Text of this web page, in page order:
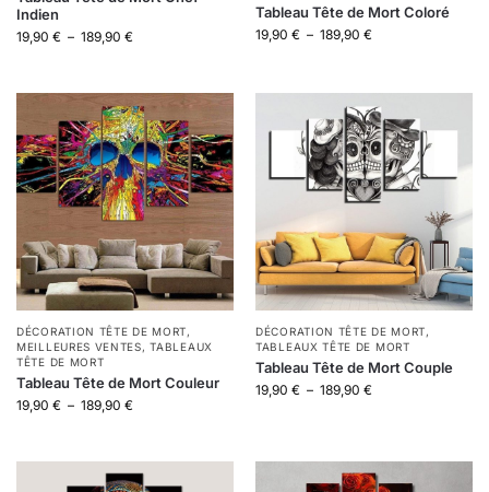
Indien
19,90 € – 189,90 €
Tableau Tête de Mort Coloré
19,90 € – 189,90 €
DÉCORATION TÊTE DE MORT,
MEILLEURES VENTES,TABLEAUX
TÊTE DE MORT
Tableau Tête de Mort Couleur
19,90 € – 189,90 €
DÉCORATION TÊTE DE MORT,
TABLEAUX TÊTE DE MORT
Tableau Tête de Mort Couple
19,90 € – 189,90 €